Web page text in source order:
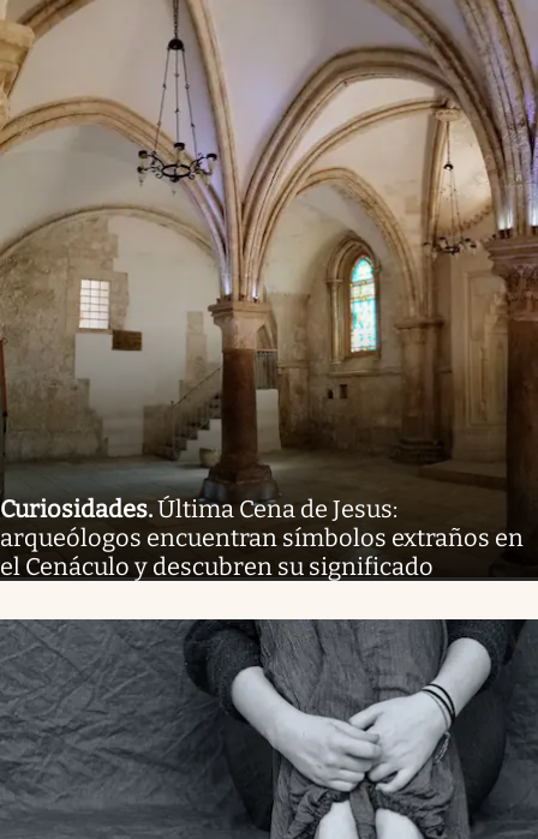
Curiosidades.Última Cena de Jesus:
arqueólogos encuentran símbolos extraños en
el Cenáculo y descubren su significado